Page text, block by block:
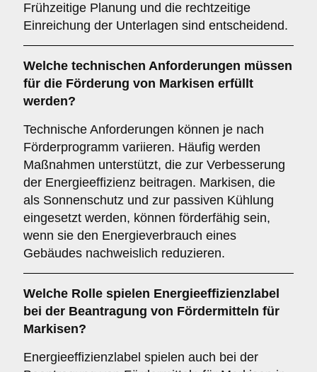
Frühzeitige Planung und die rechtzeitige
Einreichung der Unterlagen sind entscheidend.
Welche technischen Anforderungen müssen
für die Förderung von Markisen erfüllt
werden?
Technische Anforderungen können je nach
Förderprogramm variieren. Häufig werden
Maßnahmen unterstützt, die zur Verbesserung
der Energieeffizienz beitragen. Markisen, die
als Sonnenschutz und zur passiven Kühlung
eingesetzt werden, können förderfähig sein,
wenn sie den Energieverbrauch eines
Gebäudes nachweislich reduzieren.
Welche Rolle spielen Energieeffizienzlabel
bei der Beantragung von Fördermitteln für
Markisen?
Energieeffizienzlabel spielen auch bei der